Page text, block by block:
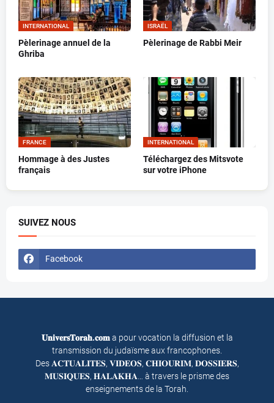
INTERNATIONAL
Pèlerinage annuel de la
Ghriba
ISRAËL
Pèlerinage de Rabbi Meir
FRANCE
Hommage à des Justes
français
INTERNATIONAL
Téléchargez des Mitsvote
sur votre iPhone
SUIVEZ NOUS
Facebook
𝐔𝐧𝐢𝐯𝐞𝐫𝐬𝐓𝐨𝐫𝐚𝐡.𝐜𝐨𝐦a pour vocation la diffusion et la
transmission du judaïsme aux francophones.
Des 𝐀𝐂𝐓𝐔𝐀𝐋𝐈𝐓𝐄𝐒, 𝐕𝐈𝐃𝐄𝐎𝐒, 𝐂𝐇𝐈𝐎𝐔𝐑𝐈𝐌, 𝐃𝐎𝐒𝐒𝐈𝐄𝐑𝐒,
𝐌𝐔𝐒𝐈𝐐𝐔𝐄𝐒, 𝐇𝐀𝐋𝐀𝐊𝐇𝐀… à travers le prisme des
enseignements de la Torah.